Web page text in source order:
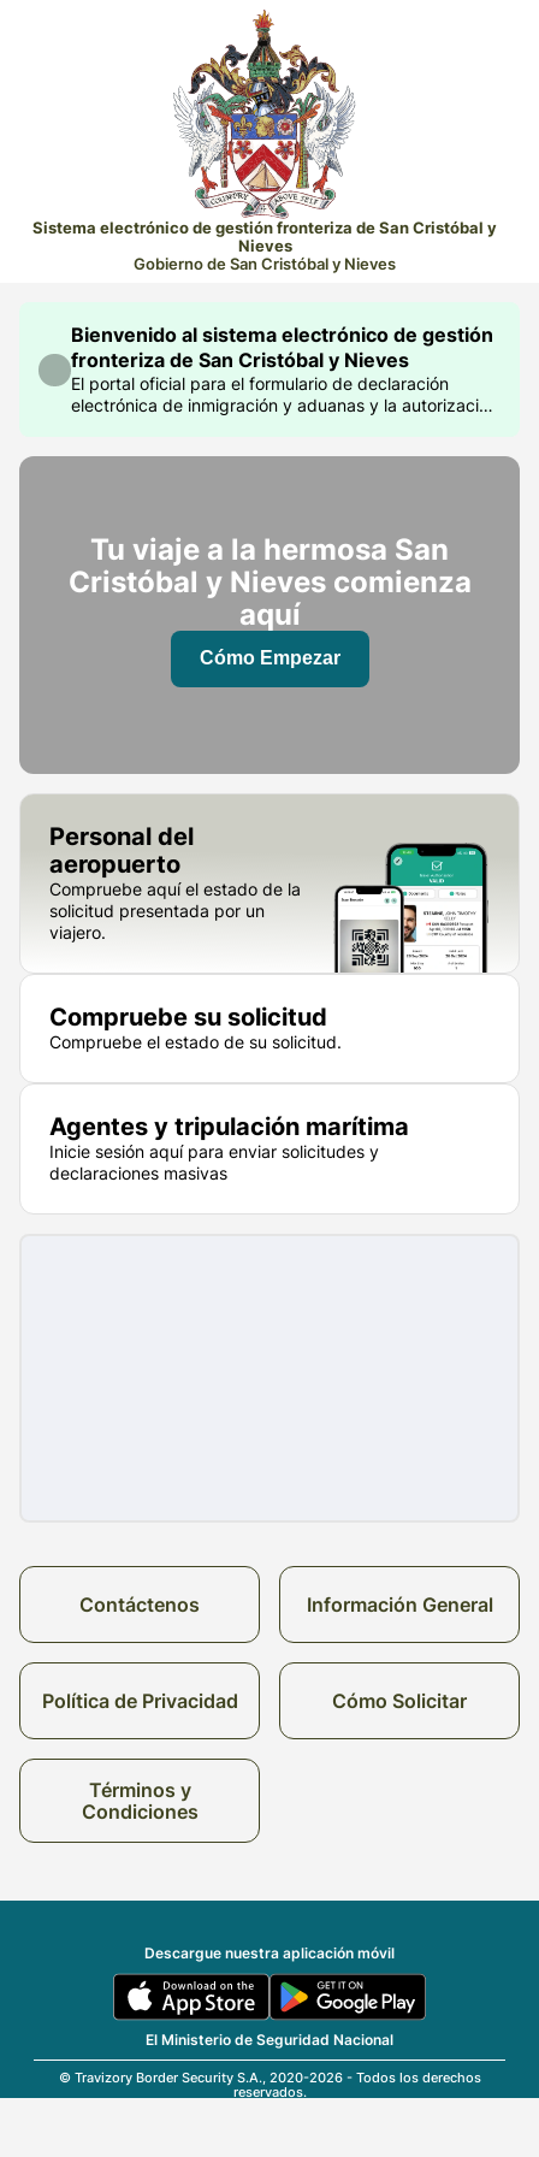
Sistema electrónico de gestión fronteriza de San Cristóbal y
Nieves
Gobierno de San Cristóbal y Nieves
Bienvenido al sistema electrónico de gestión
fronteriza de San Cristóbal y Nieves
El portal oficial para el formulario de declaración
electrónica de inmigración y aduanas y la autorización
Tu viaje a la hermosa San
Cristóbal y Nieves comienza
aquí
Cómo Empezar
Personal del
aeropuerto
Compruebe aquí el estado de la
solicitud presentada por un
viajero.
Compruebe su solicitud
Compruebe el estado de su solicitud.
Agentes y tripulación marítima
Inicie sesión aquí para enviar solicitudes y
declaraciones masivas
Contáctenos Información General
Política de Privacidad Cómo Solicitar
Términos y
Condiciones
Descargue nuestra aplicación móvil
El Ministerio de Seguridad Nacional
© Travizory Border Security S.A., 2020-2026 - Todos los derechos
reservados.